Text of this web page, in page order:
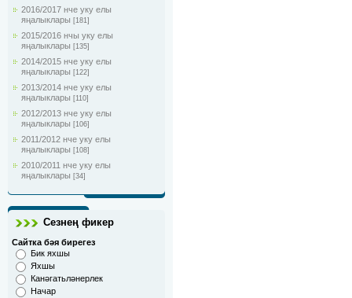
2016/2017 нче уку елы
яңалыклары [181]
2015/2016 нчы уку елы
яңалыклары [135]
2014/2015 нче уку елы
яңалыклары [122]
2013/2014 нче уку елы
яңалыклары [110]
2012/2013 нче уку елы
яңалыклары [106]
2011/2012 нче уку елы
яңалыклары [108]
2010/2011 нче уку елы
яңалыклары [34]
Сезнең фикер
Сайтка бәя бирегез
Бик яхшы
Яхшы
Канәгатьләнерлек
Начар